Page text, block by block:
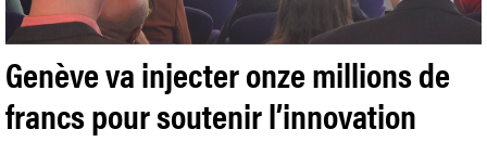
Genève va injecter onze millions de
francs pour soutenir l’innovation